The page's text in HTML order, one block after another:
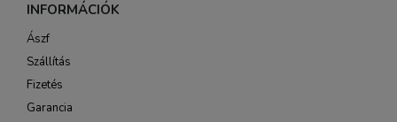
INFORMÁCIÓK
Ászf
Szállítás
Fizetés
Garancia